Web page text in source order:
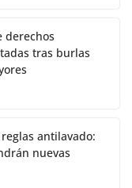
derechos
tras burlas
antilavado:
nuevas